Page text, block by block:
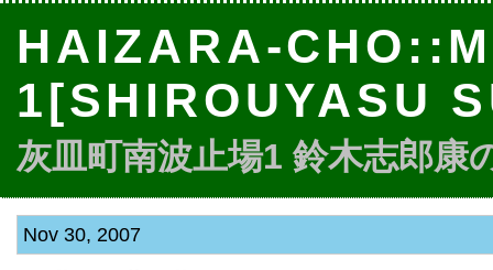
HAIZARA-
1[SHIROUYASU
灰皿町南波止場1 鈴木志郎
Nov 30, 2007